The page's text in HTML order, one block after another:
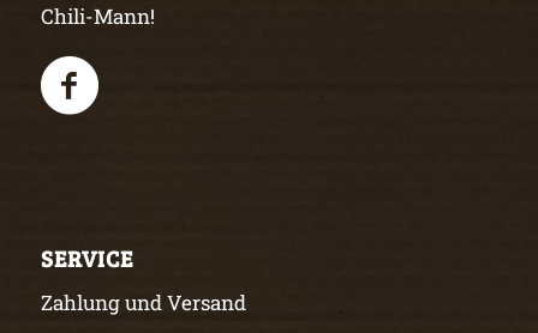
Chili-Mann!
SERVICE
Zahlung und Versand